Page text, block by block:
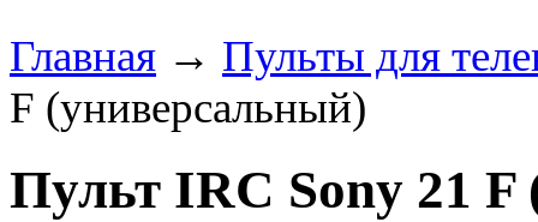
Главная → Пульты для
F (универсальный)
Пульт IRC Sony 21